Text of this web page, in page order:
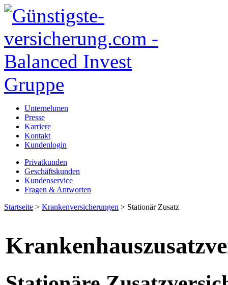
Unternehmen
Presse
Karriere
Kontakt
Kundenlogin
Privatkunden
Geschäftskunden
Kundenservice
Fragen & Antworten
Startseite > Krankenversicherungen > Stationär Zusatz